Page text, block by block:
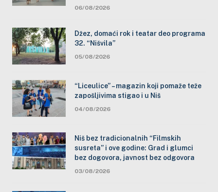
06/08/2026
Džez, domaći rok i teatar deo programa
32. “Nišvila”
05/08/2026
“Liceulice” – magazin koji pomaže teže
zapošljivima stigao i u Niš
04/08/2026
Niš bez tradicionalnih “Filmskih
susreta” i ove godine: Grad i glumci
bez dogovora, javnost bez odgovora
03/08/2026